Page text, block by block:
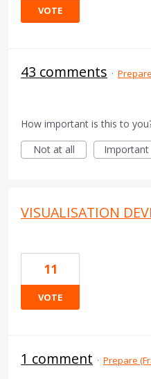
VOTE
43 comments ·
How important is this to
Not at all
Important
VISUALISATION
11
VOTE
1 comment · Prepare